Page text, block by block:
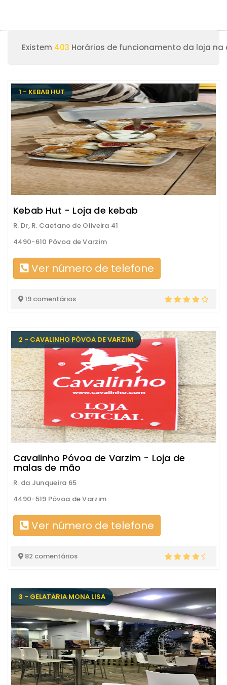
Existem 403 Horários de funcionamento da loja na
1 - KEBAB HUT
Kebab Hut - Loja de kebab
R. Dr, R. Caetano de Oliveira 41
4490-610 Póvoa de Varzim
Ver número de telefone
19 comentários
2 - CAVALINHO PÓVOA DE VARZIM
Cavalinho Póvoa de Varzim - Loja de
malas de mão
R. da Junqueira 65
4490-519 Póvoa de Varzim
Ver número de telefone
82 comentários
3 - GELATARIA MONA LISA